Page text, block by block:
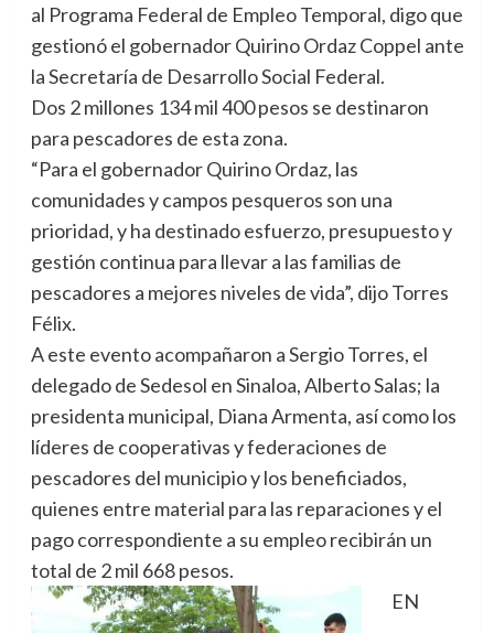
al Programa Federal de Empleo Temporal, digo que
gestionó el gobernador Quirino Ordaz Coppel ante
la Secretaría de Desarrollo Social Federal.
Dos 2 millones 134 mil 400 pesos se destinaron
para pescadores de esta zona.
“Para el gobernador Quirino Ordaz, las
comunidades y campos pesqueros son una
prioridad, y ha destinado esfuerzo, presupuesto y
gestión continua para llevar a las familias de
pescadores a mejores niveles de vida”, dijo Torres
Félix.
A este evento acompañaron a Sergio Torres, el
delegado de Sedesol en Sinaloa, Alberto Salas; la
presidenta municipal, Diana Armenta, así como los
líderes de cooperativas y federaciones de
pescadores del municipio y los beneficiados,
quienes entre material para las reparaciones y el
pago correspondiente a su empleo recibirán un
total de 2 mil 668 pesos.
EN